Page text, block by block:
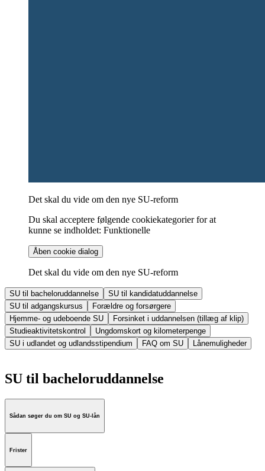
Det skal du vide om den nye SU-reform
Du skal acceptere følgende cookiekategorier for at
kunne se indholdet: Funktionelle
Åben cookie dialog
Det skal du vide om den nye SU-reform
SU til bacheloruddannelse
SU til kandidatuddannelse
SU til adgangskursus
Forældre og forsørgere
Hjemme- og udeboende SU
Forsinket i uddannelsen (tillæg af klip)
Studieaktivitetskontrol
Ungdomskort og kilometerpenge
SU i udlandet og udlandsstipendium
FAQ om SU Lånemuligheder
SU til bacheloruddannelse
Sådan søger du om SU og SU-lån
Frister